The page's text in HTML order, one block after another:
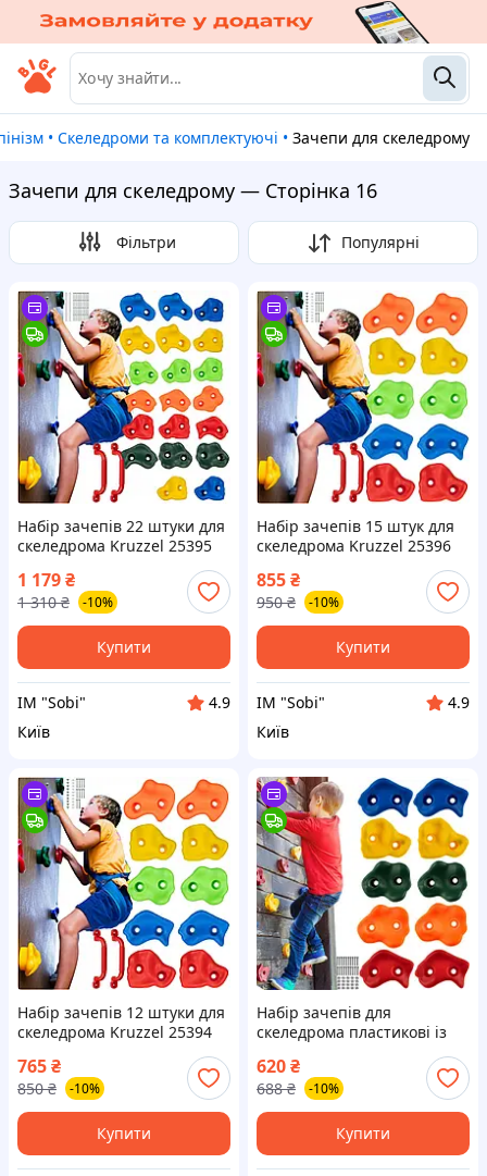
• Скеледроми та комплектуючі • Зачепи для скеледрому
Зачепи для скеледрому — Сторінка 16
Фільтри Популярні
Набір зачепів 22 штуки для
скеледрома Kruzzel 25395
1 179₴
1 310 ₴ -10%
Купити
ІМ "Sobi"
4.9
Київ
Набір зачепів 15 штук для
скеледрома Kruzzel 25396
855₴
950 ₴ -10%
Купити
ІМ "Sobi"
4.9
Київ
Набір зачепів 12 штуки для
скеледрома Kruzzel 25394
765₴
850 ₴ -10%
Купити
Набір зачепів для
скеледрома пластикові із
Trizand 18533 Польща
620₴
688 ₴ -10%
Купити